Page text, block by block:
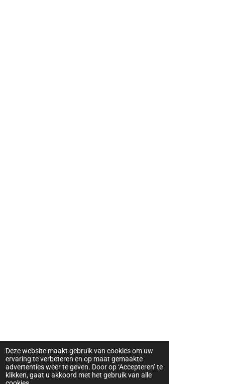
Deze website maakt gebruik van cookies om uw
ervaring te verbeteren en op maat gemaakte
advertenties weer te geven. Door op ‘Accepteren’ te
klikken, gaat u akkoord met het gebruik van alle